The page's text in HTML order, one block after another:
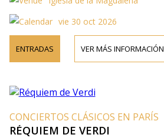
vie 30 oct 2026
ENTRADAS VER MÁS INFORMACIÓN
CONCIERTOS CLÁSICOS EN PARÍS
RÉQUIEM DE VERDI